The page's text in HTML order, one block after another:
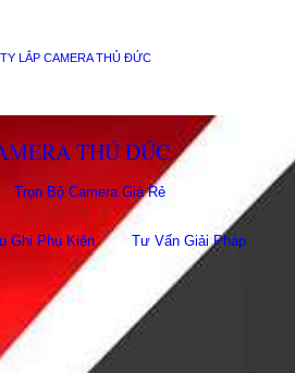
LẮP CAMERA THỦ ĐỨC
THỦ ĐỨC
Trọn Bộ Camera Giá Rẻ
Ghi Phụ Kiên Tư Vấn Giải Pháp